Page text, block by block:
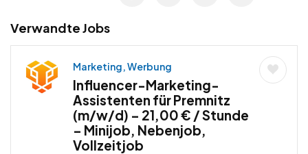
Verwandte Jobs
Marketing, Werbung
Influencer-Marketing-
Assistenten für Premnitz
(m/w/d) – 21,00 € / Stunde
– Minijob, Nebenjob,
Vollzeitjob